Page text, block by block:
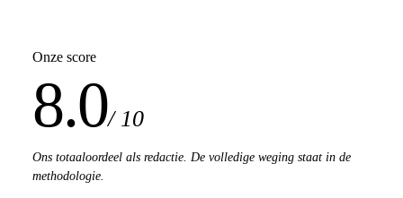
Onze score
8.0/ 10
Ons totaaloordeel als redactie. De volledige weging staat in de
methodologie.